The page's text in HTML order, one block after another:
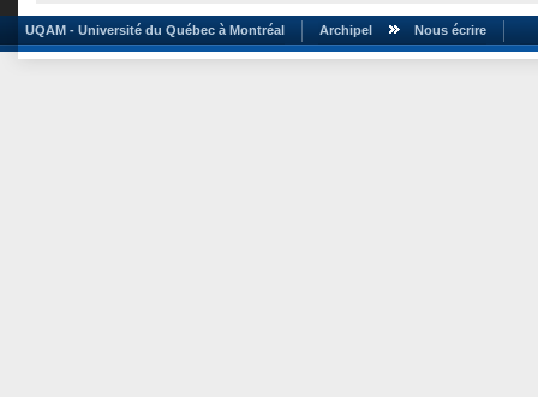
UQAM - Université du Québec à Montréal Archipel Nous écrire